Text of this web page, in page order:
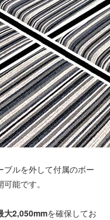
ルを外して付属のボー
能です。
大2,050mmを確保してお